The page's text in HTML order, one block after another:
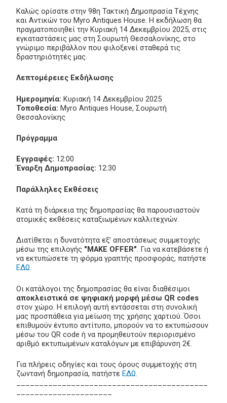
Καλώς ορίσατε στην 98η Τακτική Δημοπρασία Τέχνης
και Αντικών του Myro Antiques House. Η εκδήλωση θα
πραγματοποιηθεί την Κυριακή 14 Δεκεμβρίου 2025, στις
εγκαταστάσεις μας στη Σουρωτή Θεσσαλονίκης, στο
γνώριμο περιβάλλον που φιλοξενεί σταθερά τις
δραστηριότητές μας.
Λεπτομέρειες Εκδήλωσης
Ημερομηνία: Κυριακή 14 Δεκεμβρίου 2025
Τοποθεσία: Myro Antiques House, Σουρωτή
Θεσσαλονίκης
Πρόγραμμα
Εγγραφές: 12:00
Έναρξη Δημοπρασίας: 12:30
Παράλληλες Εκθέσεις
Κατά τη διάρκεια της δημοπρασίας θα παρουσιαστούν
ατομικές εκθέσεις καταξιωμένων καλλιτεχνών.
Διατίθεται η δυνατότητα εξ’ αποστάσεως συμμετοχής
μέσω της επιλογής "MAKE OFFER". Για να κατεβάσετε ή
να εκτυπώσετε τη φόρμα γραπτής προσφοράς, πατήστε
ΕΔΩ.
Οι κατάλογοι της δημοπρασίας θα είναι διαθέσιμοι
αποκλειστικά σε ψηφιακή μορφή μέσω QR codes
στον χώρο. Η επιλογή αυτή εντάσσεται στη συνολική
μας προσπάθεια για μείωση της χρήσης χαρτιού. Όσοι
επιθυμούν έντυπο αντίτυπο, μπορούν να το εκτυπώσουν
μέσω του QR code ή να προμηθευτούν περιορισμένο
αριθμό εκτυπωμένων καταλόγων με επιβάρυνση 2€.
Για πλήρεις οδηγίες και τους όρους συμμετοχής στη
ζωντανή δημοπρασία, πατήστε ΕΔΩ.